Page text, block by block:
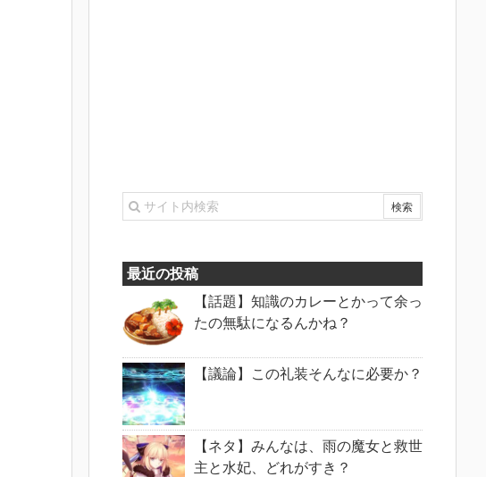
最近の投稿
【話題】知識のカレーとかって余っ
たの無駄になるんかね？
【議論】この礼装そんなに必要か？
【ネタ】みんなは、雨の魔女と救世
主と水妃、どれがすき？